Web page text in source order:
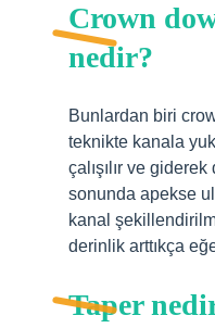
Crown
nedir?
Bunlardan biri
teknikte kanala
çalışılır ve
sonunda apekse
kanal
derinlik arttıkça
Taper